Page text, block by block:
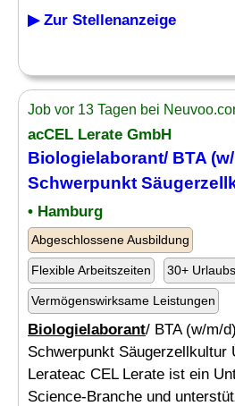
▶ Zur Stellenanzeige
Job vor 13 Tagen bei
acCEL Lerate GmbH
Biologielaborant/ BTA
Schwerpunkt
• Hamburg
Abgeschlossene Ausbildung
Flexible Arbeitszeiten 30+
Vermögenswirksame Leistungen
Biologielaborant/ BTA (w/m/
Schwerpunkt Säugerzellkultur
Lerateac CEL Lerate ist ein
Science-Branche und